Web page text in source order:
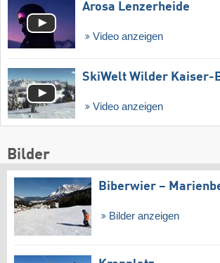
Arosa Lenzerheide
Video anzeigen
SkiWelt Wilder Kaiser-
Video anzeigen
Bilder
Biberwier –
Bilder anzeigen